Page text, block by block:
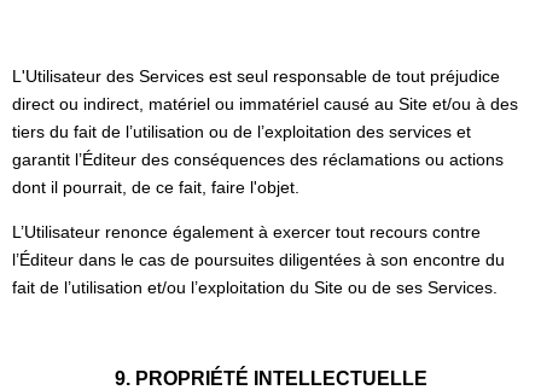
L'Utilisateur des Services est seul responsable de tout préjudice
direct ou indirect, matériel ou immatériel causé au Site et/ou à des
tiers du fait de l’utilisation ou de l’exploitation des services et
garantit l’Éditeur des conséquences des réclamations ou actions
dont il pourrait, de ce fait, faire l'objet.
L’Utilisateur renonce également à exercer tout recours contre
l’Éditeur dans le cas de poursuites diligentées à son encontre du
fait de l’utilisation et/ou l’exploitation du Site ou de ses Services.
9. PROPRIÉTÉ INTELLECTUELLE